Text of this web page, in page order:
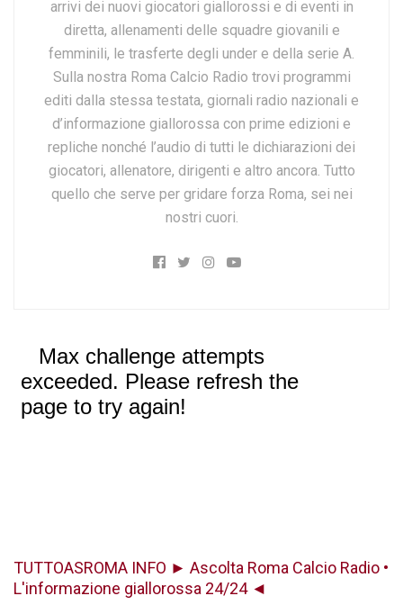
arrivi dei nuovi giocatori giallorossi e di eventi in
diretta, allenamenti delle squadre giovanili e
femminili, le trasferte degli under e della serie A.
Sulla nostra Roma Calcio Radio trovi programmi
editi dalla stessa testata, giornali radio nazionali e
d’informazione giallorossa con prime edizioni e
repliche nonché l’audio di tutti le dichiarazioni dei
giocatori, allenatore, dirigenti e altro ancora. Tutto
quello che serve per gridare forza Roma, sei nei
nostri cuori.
TUTTOASROMA INFO ► Ascolta Roma Calcio Radio •
L'informazione giallorossa 24/24 ◄